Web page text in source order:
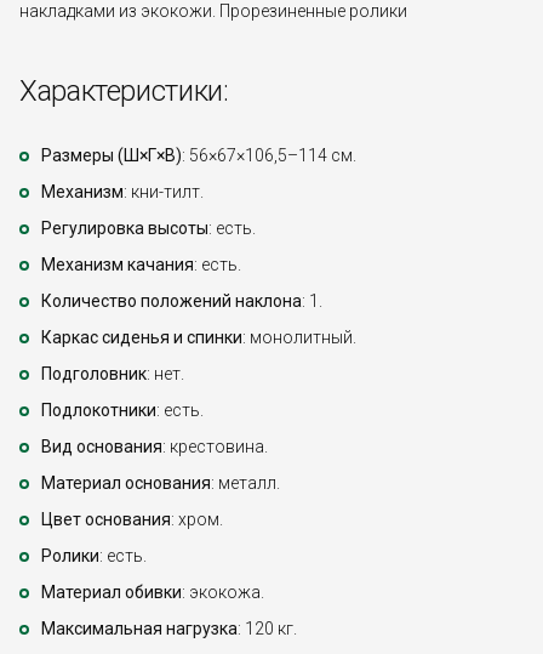
накладками из экокожи. Прорезиненные ролики
Характеристики:
Размеры (Ш×Г×В): 56×67×106,5–114 см.
Механизм: кни-тилт.
Регулировка высоты: есть.
Механизм качания: есть.
Количество положений наклона: 1.
Каркас сиденья и спинки: монолитный.
Подголовник: нет.
Подлокотники: есть.
Вид основания: крестовина.
Материал основания: металл.
Цвет основания: хром.
Ролики: есть.
Материал обивки: экокожа.
Максимальная нагрузка: 120 кг.